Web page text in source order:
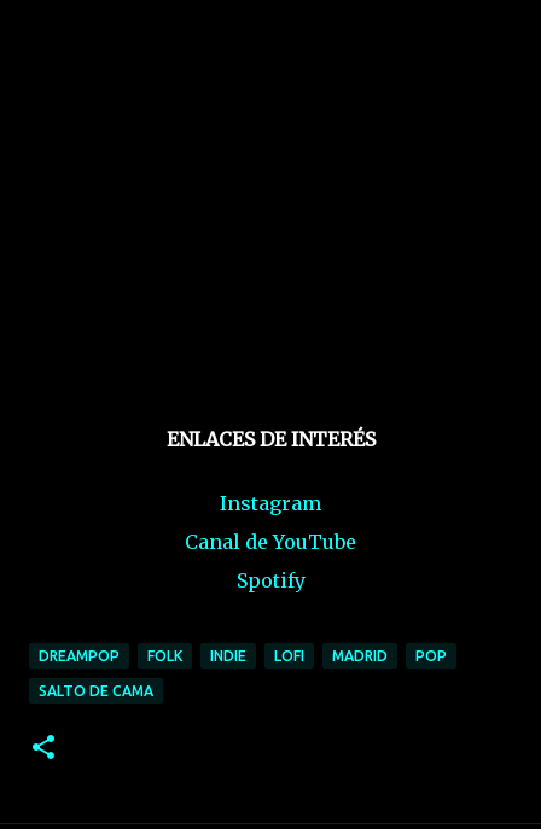
ENLACES DE INTERÉS
Instagram
Canal de YouTube
Spotify
DREAMPOP FOLK INDIE LOFI MADRID POP
SALTO DE CAMA